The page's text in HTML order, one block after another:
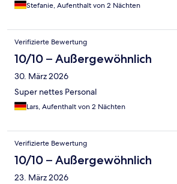
Stefanie, Aufenthalt von 2 Nächten
Verifizierte Bewertung
10/10 – Außergewöhnlich
30. März 2026
Super nettes Personal
Lars, Aufenthalt von 2 Nächten
Verifizierte Bewertung
10/10 – Außergewöhnlich
23. März 2026